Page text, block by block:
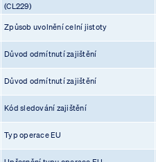
(CL229)
Způsob uvolnění celní jistoty
Důvod odmítnutí zajištění
Důvod odmítnutí zajištění
Kód sledování zajištění
Typ operace EU